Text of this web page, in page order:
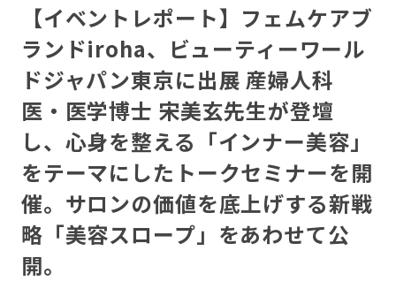
【イベントレポート】フェムケアブ
ランドiroha、ビューティーワール
ドジャパン東京に出展 産婦人科
医・医学博士 宋美玄先生が登壇
し、心身を整える「インナー美容」
をテーマにしたトークセミナーを開
催。サロンの価値を底上げする新戦
略「美容スロープ」をあわせて公
開。